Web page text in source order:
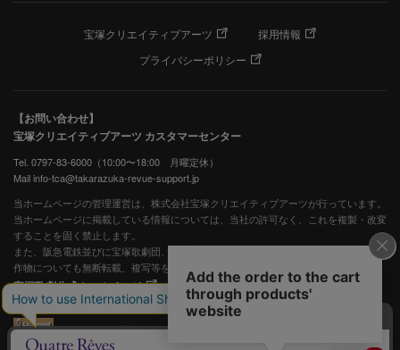
宝塚クリエイティブアーツ
採用情報
プライバシーポリシー
【お問い合わせ】
宝塚クリエイティブアーツ カスタマーセンター
Tel. 0797-83-6000（10:00〜18:00 月曜定休）
Mail info-tca@takarazuka-revue-support.jp
当ホームページの管理運営は、株式会社宝塚クリエイティブアーツが行っています。
当ホームページに掲載している情報については、当社の許可なく、これを複製・改変
することを固く禁止します。
また、阪急電鉄並びに宝塚歌劇団、宝塚クリエイティブアーツの出版物ほか写真等著
作物についても無断転載、複写等を禁じます。
宝塚歌劇公式ホームページ
JASRAC許諾番号：S0507081515
JASRAC許諾番号：9009941002Y45040